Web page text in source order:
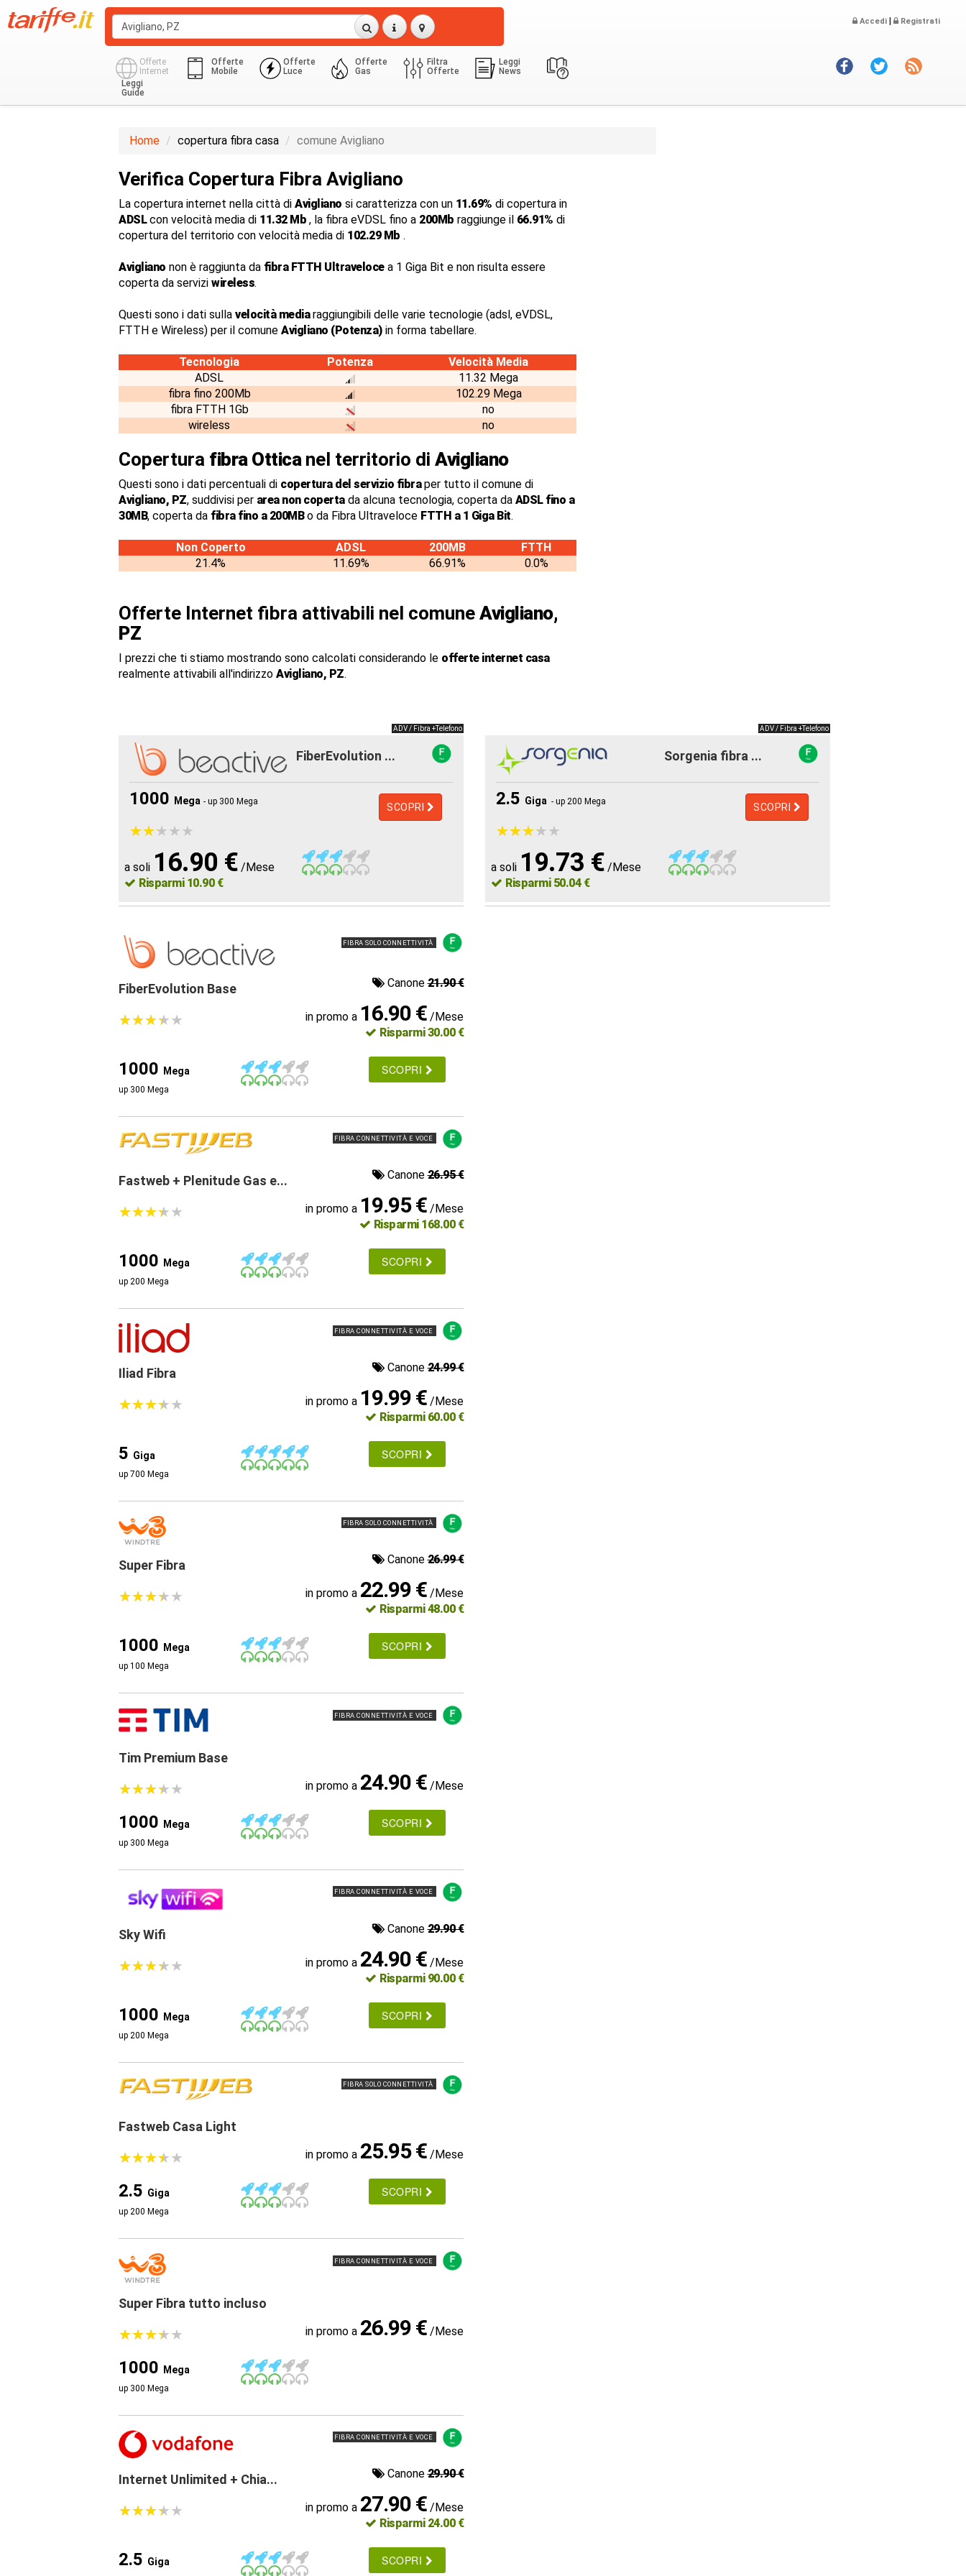
Accedi | Registrati
Offerte
Internet
Offerte
Mobile
Offerte
Luce
Offerte
Gas
Filtra
Offerte
Leggi
News
Leggi
Guide
Home copertura fibra casa comune Avigliano
Verifica Copertura Fibra Avigliano
La copertura internet nella città di Avigliano si caratterizza con un 11.69% di copertura in
ADSLcon velocità media di 11.32 Mb , la fibra eVDSL fino a 200Mb raggiunge il 66.91% di
copertura del territorio con velocità media di 102.29 Mb .
Avigliano non è raggiunta da fibra FTTH Ultravelocea 1 Giga Bit e non risulta essere
coperta da servizi wireless.
Questi sono i dati sulla velocità mediaraggiungibili delle varie tecnologie (adsl, eVDSL,
FTTH e Wireless) per il comune Avigliano (Potenza)in forma tabellare.
Tecnologia Potenza
Velocità Media
ADSL
11.32 Mega
fibra fino 200Mb
102.29 Mega
fibra FTTH 1Gb
no
wireless
no
Copertura fibra Otticanel territorio di Avigliano
Questi sono i dati percentuali di copertura del servizio fibraper tutto il comune di
Avigliano, PZ, suddivisi per area non copertada alcuna tecnologia, coperta da ADSL fino a
30MB, coperta da fibra fino a 200MBo da Fibra Ultraveloce FTTH a 1 Giga Bit.
Non Coperto ADSL 200MB
FTTH
21.4%
11.69% 66.91% 0.0%
Offerte Internet fibra attivabili nel comune Avigliano,
PZ
I prezzi che ti stiamo mostrando sono calcolati considerando le offerte internet casa
realmente attivabili all'indirizzo Avigliano, PZ.
ADV / Fibra +Telefono
FiberEvolution ...
1000 Mega - up 300 Mega SCOPRI
★★★★★
★★★★★
a soli 16.90 € /Mese
Risparmi 10.90 €
ADV / Fibra +Telefono
Sorgenia fibra ...
2.5 Giga - up 200 Mega SCOPRI
★★★★★
★★★★★
a soli 19.73 € /Mese
Risparmi 50.04 €
FIBRA SOLO CONNETTIVITÀ
FiberEvolution Base Canone21.90 €
★★★★★
★★★★★ in promo a 16.90 € /Mese
Risparmi 30.00 €
1000 Mega
up 300 Mega
SCOPRI
FIBRA CONNETTIVITÀ E VOCE
Fastweb + Plenitude Gas e... Canone26.95 €
★★★★★
★★★★★ in promo a 19.95 € /Mese
Risparmi 168.00 €
1000 Mega
up 200 Mega
SCOPRI
FIBRA CONNETTIVITÀ E VOCE
Iliad Fibra Canone24.99 €
★★★★★
★★★★★ in promo a 19.99 € /Mese
Risparmi 60.00 €
5 Giga
up 700 Mega
SCOPRI
FIBRA SOLO CONNETTIVITÀ
Super Fibra Canone26.99 €
★★★★★
★★★★★ in promo a 22.99 € /Mese
Risparmi 48.00 €
1000 Mega
up 100 Mega
SCOPRI
FIBRA CONNETTIVITÀ E VOCE
Tim Premium Base
★★★★★
★★★★★ in promo a 24.90 € /Mese
1000 Mega
up 300 Mega
SCOPRI
FIBRA CONNETTIVITÀ E VOCE
Sky Wifi Canone29.90 €
★★★★★
★★★★★ in promo a 24.90 € /Mese
Risparmi 90.00 €
1000 Mega
up 200 Mega
SCOPRI
FIBRA SOLO CONNETTIVITÀ
Fastweb Casa Light
★★★★★
★★★★★ in promo a 25.95 € /Mese
2.5 Giga
up 200 Mega
SCOPRI
FIBRA CONNETTIVITÀ E VOCE
Super Fibra tutto incluso
★★★★★
★★★★★ in promo a 26.99 € /Mese
1000 Mega
up 300 Mega
FIBRA CONNETTIVITÀ E VOCE
Internet Unlimited + Chia... Canone29.90 €
★★★★★
★★★★★ in promo a 27.90 € /Mese
Risparmi 24.00 €
2.5 Giga SCOPRI